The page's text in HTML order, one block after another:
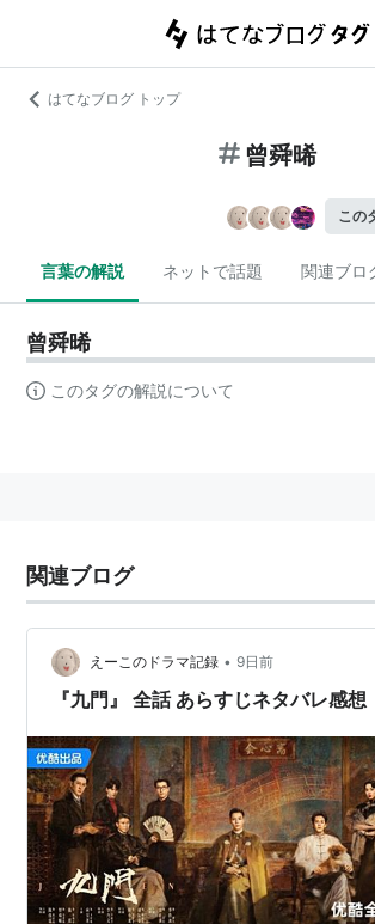
はてなブログ トップ
曾舜晞
この
言葉の解説 ネットで話題 関連ブロ
曾舜晞
このタグの解説について
関連ブログ
えーこのドラマ記録 • 9日前
『九門』 全話 あらすじネタバレ感想